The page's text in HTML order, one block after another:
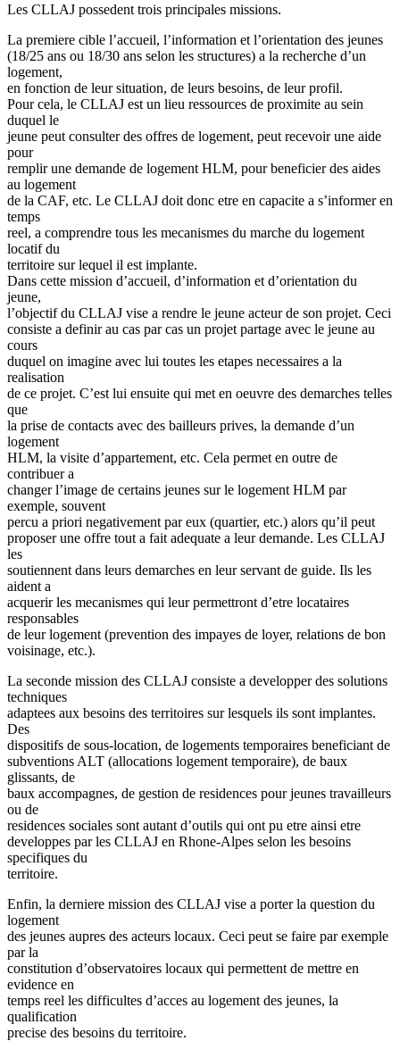
Les CLLAJ possedent trois principales missions.
La premiere cible l’accueil, l’information et l’orientation des jeunes
(18/25 ans ou 18/30 ans selon les structures) a la recherche d’un
logement,
en fonction de leur situation, de leurs besoins, de leur profil.
Pour cela, le CLLAJ est un lieu ressources de proximite au sein
duquel le
jeune peut consulter des offres de logement, peut recevoir une aide
pour
remplir une demande de logement HLM, pour beneficier des aides
au logement
de la CAF, etc. Le CLLAJ doit donc etre en capacite a s’informer en
temps
reel, a comprendre tous les mecanismes du marche du logement
locatif du
territoire sur lequel il est implante.
Dans cette mission d’accueil, d’information et d’orientation du
jeune,
l’objectif du CLLAJ vise a rendre le jeune acteur de son projet. Ceci
consiste a definir au cas par cas un projet partage avec le jeune au
cours
duquel on imagine avec lui toutes les etapes necessaires a la
realisation
de ce projet. C’est lui ensuite qui met en oeuvre des demarches telles
que
la prise de contacts avec des bailleurs prives, la demande d’un
logement
HLM, la visite d’appartement, etc. Cela permet en outre de
contribuer a
changer l’image de certains jeunes sur le logement HLM par
exemple, souvent
percu a priori negativement par eux (quartier, etc.) alors qu’il peut
proposer une offre tout a fait adequate a leur demande. Les CLLAJ
les
soutiennent dans leurs demarches en leur servant de guide. Ils les
aident a
acquerir les mecanismes qui leur permettront d’etre locataires
responsables
de leur logement (prevention des impayes de loyer, relations de bon
voisinage, etc.).
La seconde mission des CLLAJ consiste a developper des solutions
techniques
adaptees aux besoins des territoires sur lesquels ils sont implantes.
Des
dispositifs de sous-location, de logements temporaires beneficiant de
subventions ALT (allocations logement temporaire), de baux
glissants, de
baux accompagnes, de gestion de residences pour jeunes travailleurs
ou de
residences sociales sont autant d’outils qui ont pu etre ainsi etre
developpes par les CLLAJ en Rhone-Alpes selon les besoins
specifiques du
territoire.
Enfin, la derniere mission des CLLAJ vise a porter la question du
logement
des jeunes aupres des acteurs locaux. Ceci peut se faire par exemple
par la
constitution d’observatoires locaux qui permettent de mettre en
evidence en
temps reel les difficultes d’acces au logement des jeunes, la
qualification
precise des besoins du territoire.